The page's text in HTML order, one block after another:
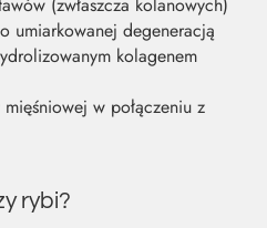
umiarkowanej degeneracją
kolagenem
w połączeniu z
rybi?